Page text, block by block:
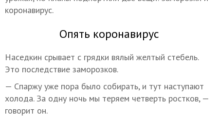
коронавирус.
Опять коронавирус
Наседкин срывает с грядки вялый желтый стебель.
Это последствие заморозков.
— Спаржу уже пора было собирать, и тут наступают
холода. За одну ночь мы теряем четверть ростков, —
говорит он.